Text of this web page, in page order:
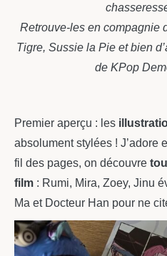
Retrouve-les en compagnie
Tigre, Sussie la Pie et bien
de KPop
Premier aperçu : les
absolument stylées ! J’adore
fil des pages, on découvre
film : Rumi, Mira, Zoey, Jinu
Ma et Docteur Han pour ne